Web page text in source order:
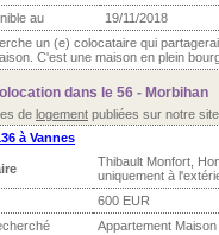
au
19/11/2018
un (e) colocataire qui
C'est une maison en plein
dans le 56 - Morbihan
de logement publiées sur notre site.
à Vannes
Thibault Monfort,
uniquement à
600 EUR
Appartement Maison